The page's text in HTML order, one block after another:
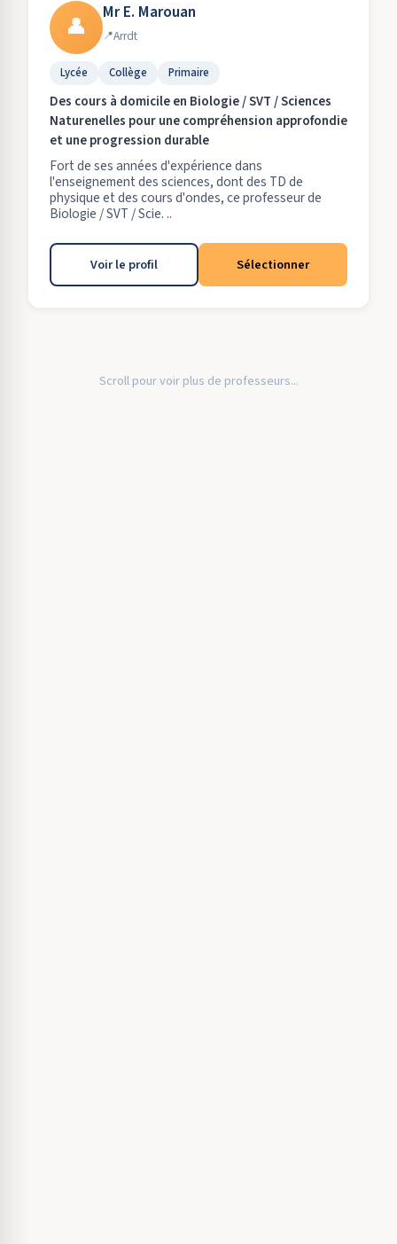
👤 Mr E. Marouan
Arrdt
Lycée Collège Primaire
Des cours à domicile en Biologie / SVT / Sciences
Naturenelles pour une compréhension approfondie
et une progression durable
Fort de ses années d'expérience dans
l'enseignement des sciences, dont des TD de
physique et des cours d'ondes, ce professeur de
Biologie / SVT / Scie. ..
Voir le profil Sélectionner
Scroll pour voir plus de professeurs...